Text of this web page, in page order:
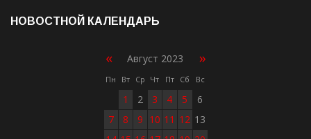
НОВОСТНОЙ КАЛЕНДАРЬ
« Август 2023 »
Пн Вт Ср Чт Пт Сб Вс
1 2 3 4 5
6
7
8 9 10 11 12 13